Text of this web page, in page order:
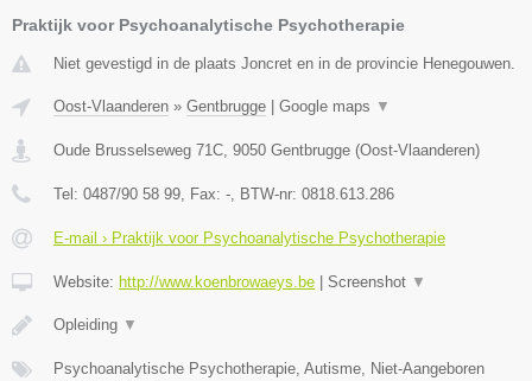
Praktijk voor Psychoanalytische Psychotherapie
Niet gevestigd in de plaats Joncret en in de provincie Henegouwen.
Oost-Vlaanderen » Gentbrugge Google maps ▼
Oude Brusselseweg 71C, 9050 Gentbrugge (Oost-Vlaanderen)
Tel: 0487/90 58 99, Fax: -, BTW-nr: 0818.613.286
E-mail › Praktijk voor Psychoanalytische Psychotherapie
Website: http://www.koenbrowaeys.be Screenshot ▼
Opleiding ▼
Psychoanalytische Psychotherapie, Autisme, Niet-Aangeboren